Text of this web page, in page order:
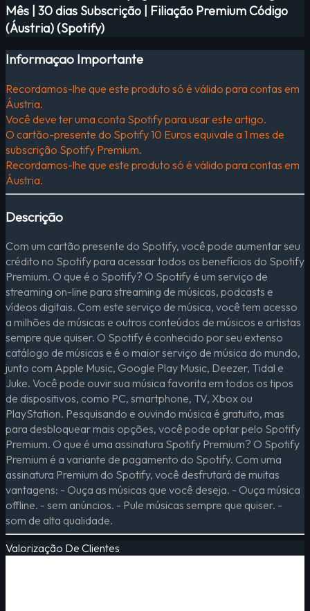
Mês | 30 dias Subscrição | Filiação Premium Código
(Áustria) (Spotify)
Informaçao Importante
Recordamos-lhe que este produto só é válido para contas em
Áustria.
Você deve ter uma conta Spotify para usar este artigo.
O cartão-presente do Spotify 10 Euros equivale a 1 mes de
subscrição Spotify Premium.
Recordamos-lhe que este produto só é válido para contas em
Áustria.
Descrição
Com um cartão presente do Spotify, você pode aumentar seu
crédito no Spotify para acessar todos os benefícios do Spotify
Premium. O que é o Spotify? O Spotify é um serviço de
streaming on-line para streaming de músicas, podcasts e
vídeos digitais. Com este serviço de música, você tem acesso
a milhões de músicas e outros conteúdos de músicos e artistas
sempre que quiser. O Spotify é conhecido por seu extenso
catálogo de músicas e é o maior serviço de música do mundo,
junto com Apple Music, Google Play Music, Deezer, Tidal e
Juke. Você pode ouvir sua música favorita em todos os tipos
de dispositivos, como PC, smartphone, TV, Xbox ou
PlayStation. Pesquisando e ouvindo música é gratuito, mas
para desbloquear mais opções, você pode optar pelo Spotify
Premium. O que é uma assinatura Spotify Premium? O Spotify
Premium é a variante de pagamento do Spotify. Com uma
assinatura Premium do Spotify, você desfrutará de muitas
vantagens: - Ouça as músicas que você deseja. - Ouça música
offline. - sem anúncios. - Pule músicas sempre que quiser. -
som de alta qualidade.
Valorização De Clientes